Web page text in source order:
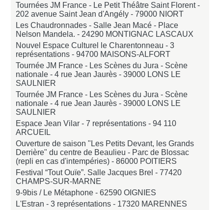
Tournées JM France - Le Petit Théâtre Saint Florent -
202 avenue Saint Jean d'Angély -79000 NIORT
Les Chaudronnades - Salle Jean Macé - Place
Nelson Mandela. - 24290 MONTIGNAC LASCAUX
Nouvel Espace Culturel le Charentonneau - 3
représentations -94700 MAISONS-ALFORT
Tournée JM France - Les Scènes du Jura - Scène
nationale - 4 rue Jean Jaurès -39000 LONS LE
SAULNIER
Tournée JM France - Les Scènes du Jura - Scène
nationale - 4 rue Jean Jaurès -39000 LONS LE
SAULNIER
Espace Jean Vilar - 7 représentations -94 110
ARCUEIL
Ouverture de saison "Les Petits Devant, les Grands
Derrière" du centre de Beaulieu - Parc de Blossac
(repli en cas d'intempéries) -86000 POITIERS
Festival “Tout Ouïe”. Salle Jacques Brel -77420
CHAMPS-SUR-MARNE
9-9bis / Le Métaphone -62590 OIGNIES
L'Estran - 3 représentations - 17320 MARENNES